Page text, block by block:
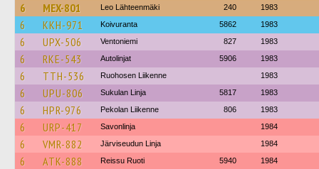
6 MEX-801 Leo Lähteenmäki 240 1983
6 KKH-971 Koivuranta 5862 1983
6 UPX-506 Ventoniemi 827 1983
6 RKE-543 Autolinjat 5906 1983
6 TTH-536 Ruohosen Liikenne 1983
6 UPU-806 Sukulan Linja 5817 1983
6 HPR-976 Pekolan Liikenne 806 1983
6 URP-417 Savonlinja 1984
6 VMR-882 Järviseudun Linja 1984
6 ATK-888 Reissu Ruoti 5940 1984